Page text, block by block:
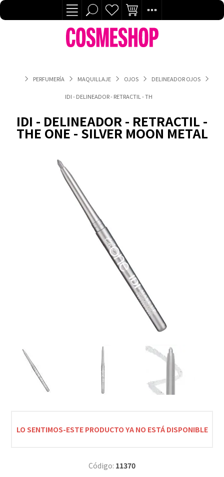
PERFUMERÍA MAQUILLAJE OJOS DELINEADOR OJOS
IDI - DELINEADOR - RETRACTIL - THE ONE - SILVER MOON METAL
IDI - DELINEADOR - RETRACTIL -
THE ONE - SILVER MOON METAL
LO SENTIMOS-ESTE PRODUCTO YA NO ESTÁ DISPONIBLE
Código: 11370